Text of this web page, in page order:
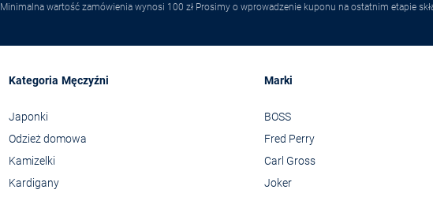
Minimalna wartość zamówienia wynosi 100 zł Prosimy o wprowadzenie kuponu na ostatnim etapie
Kategoria Męczyźni
Japonki
Odzież domowa
Kamizelki
Kardigany
Marki
BOSS
Fred Perry
Carl Gross
Joker